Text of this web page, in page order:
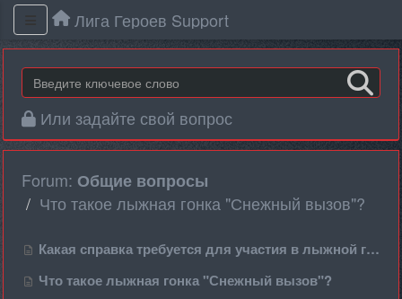
Лига Героев Support
Или задайте свой вопрос
Forum: Общие вопросы
Что такое лыжная гонка "Снежный вызов"?
Какая справка требуется для участия в лыжной гонке?
Что такое лыжная гонка "Снежный вызов"?